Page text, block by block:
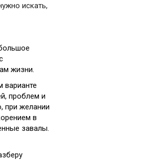
искать,
жизни.
варианте
проблем и
при желании
в
завалы.